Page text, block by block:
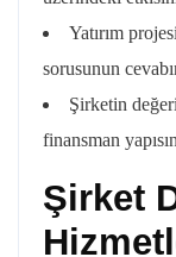
Yatırım
sorusunun
Şirketin
finansman
Şirket